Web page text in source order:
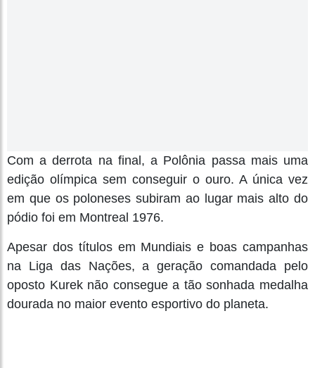
Com a derrota na final, a Polônia passa mais uma
edição olímpica sem conseguir o ouro. A única vez
em que os poloneses subiram ao lugar mais alto do
pódio foi em Montreal 1976.
Apesar dos títulos em Mundiais e boas campanhas
na Liga das Nações, a geração comandada pelo
oposto Kurek não consegue a tão sonhada medalha
dourada no maior evento esportivo do planeta.